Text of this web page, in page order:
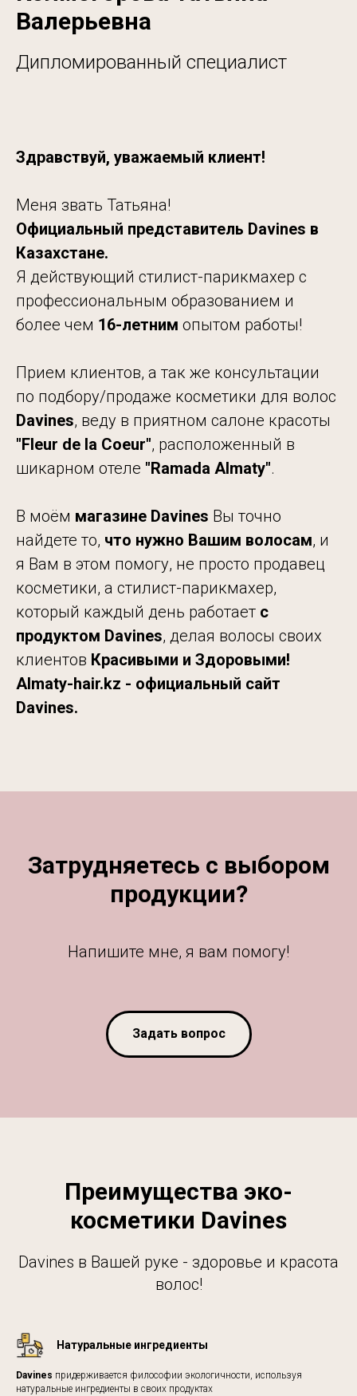
Валерьевна
Дипломированный специалист
Здравствуй, уважаемый клиент!
Меня звать Татьяна!
Официальный представитель Davines в
Казахстане.
Я действующий стилист-парикмахер с
профессиональным образованием и
более чем 16-летним опытом работы!
Прием клиентов, а так же консультации
по подбору/продаже косметики для волос
Davines, веду в приятном салоне красоты
"Fleur de la Coeur", расположенный в
шикарном отеле "Ramada Almaty".
В моём магазине Davines Вы точно
найдете то, что нужно Вашим волосам, и
я Вам в этом помогу, не просто продавец
косметики, а стилист-парикмахер,
который каждый день работает с
продуктом Davines, делая волосы своих
клиентов Красивыми и Здоровыми!
Almaty-hair.kz - официальный сайт
Davines.
Затрудняетесь с выбором
продукции?
Напишите мне, я вам помогу!
Задать вопрос
Преимущества эко-
косметики Davines
Davines в Вашей руке - здоровье и красота
волос!
Натуральные ингредиенты
Davines придерживается философии экологичности, используя
натуральные ингредиенты в своих продуктах